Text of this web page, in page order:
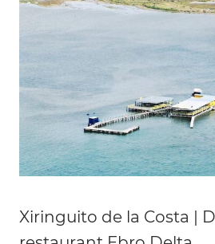
Xiringuito de la Costa |